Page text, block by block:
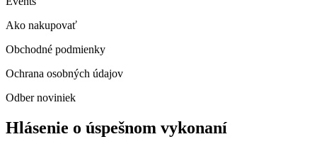
Ako nakupovať
Obchodné podmienky
Ochrana osobných údajov
Odber noviniek
Hlásenie o úspešnom vykonaní